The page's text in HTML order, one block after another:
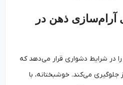
ذهن در
شرایط دشواری قرار می‌دهد که
می‌کند. خوشبختانه، با